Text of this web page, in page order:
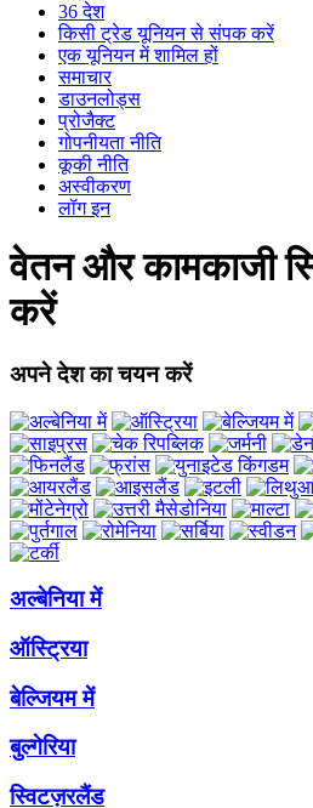
36 देश
किसी ट्रेड यूनियन से संपक करें
एक यूनियन में शामिल हों
समाचार
डाउनलोड्स
प्रोजैक्ट
गोपनीयता नीति
कूकी नीति
अस्वीकरण
लॉग इन
वेतन और कामकाजी
करें
अपने देश का चयन करें
अल्बेनिया में
ऑस्ट्रिया
बेल्जियम में
बुल्गेरिया
स्विटज़रलैंड